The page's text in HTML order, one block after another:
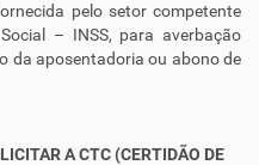
pelo setor competente
– INSS, para averbação
da aposentadoria ou abono de
A CTC (CERTIDÃO DE